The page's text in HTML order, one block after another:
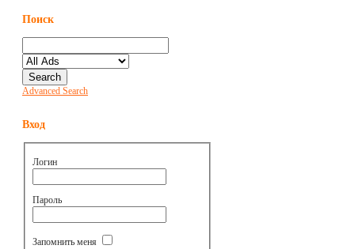
Поиск
Advanced Search
Вход
Логин
Пароль
Запомнить меня